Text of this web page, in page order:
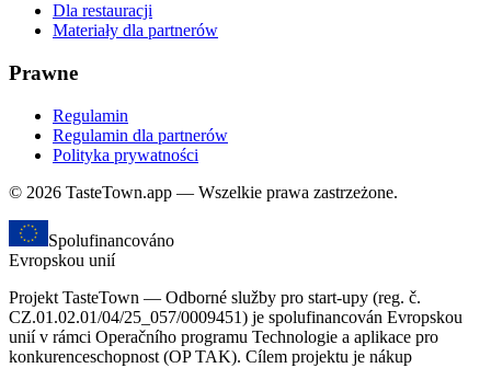
Dla restauracji
Materiały dla partnerów
Prawne
Regulamin
Regulamin dla partnerów
Polityka prywatności
© 2026 TasteTown.app — Wszelkie prawa zastrzeżone.
Spolufinancováno
Evropskou unií
Projekt TasteTown — Odborné služby pro start-upy (reg. č.
CZ.01.02.01/04/25_057/0009451) je spolufinancován Evropskou
unií v rámci Operačního programu Technologie a aplikace pro
konkurenceschopnost (OP TAK). Cílem projektu je nákup